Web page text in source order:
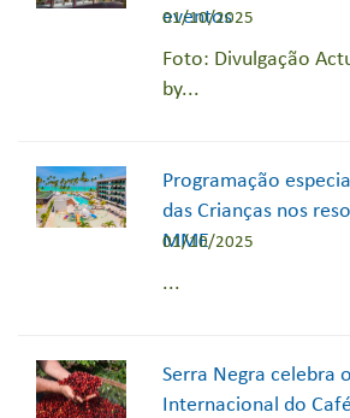
eventos
01/10/2025
Foto: Divulgação
by...
Programação
das Crianças nos
MME
01/10/2025
...
Serra Negra celebra
Internacional do